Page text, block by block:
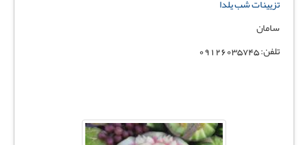
تزیینات شب یلدا
سامان
تلفن: 09126035745